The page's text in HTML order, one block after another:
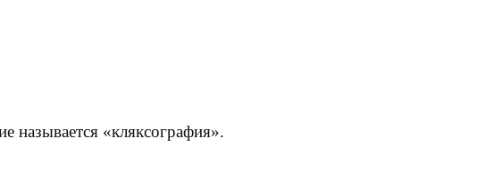
называется «кляксография».